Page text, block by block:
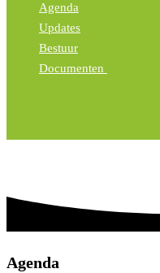
Agenda
Updates
Bestuur
Documenten
Agenda